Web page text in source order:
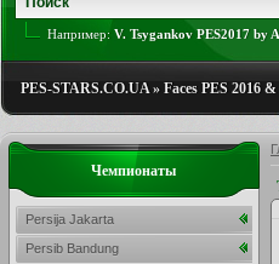
Например: V. Tsygankov PES2017 by
PES-STARS.CO.UA» Faces PES 2016
Чемпионаты
Persija Jakarta
Persib Bandung